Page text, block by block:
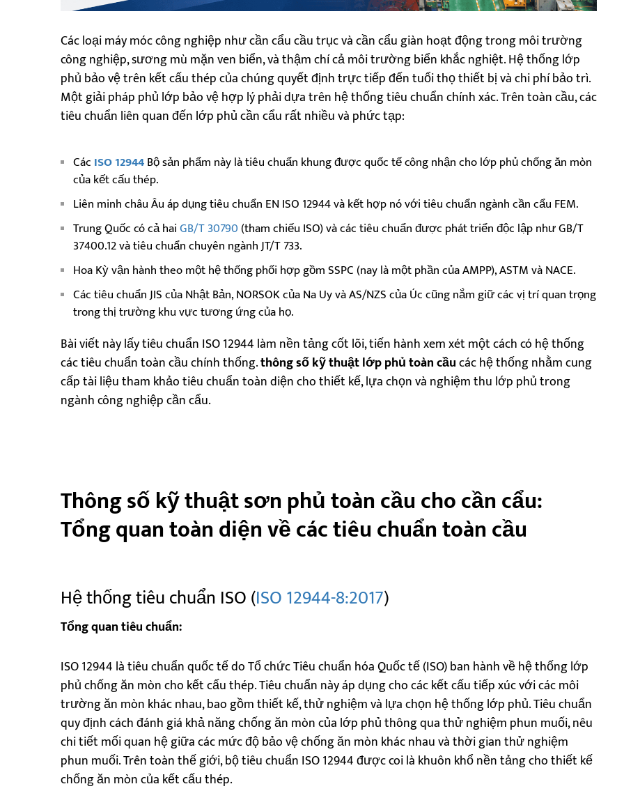
Các loại máy móc công nghiệp như cần cẩu cầu trục và cần cẩu giàn hoạt động trong môi trường
công nghiệp, sương mù mặn ven biển, và thậm chí cả môi trường biển khắc nghiệt. Hệ thống lớp
phủ bảo vệ trên kết cấu thép của chúng quyết định trực tiếp đến tuổi thọ thiết bị và chi phí bảo trì.
Một giải pháp phủ lớp bảo vệ hợp lý phải dựa trên hệ thống tiêu chuẩn chính xác. Trên toàn cầu, các
tiêu chuẩn liên quan đến lớp phủ cần cẩu rất nhiều và phức tạp:
Các ISO 12944Bộ sản phẩm này là tiêu chuẩn khung được quốc tế công nhận cho lớp phủ chống ăn mòn
của kết cấu thép.
Liên minh châu Âu áp dụng tiêu chuẩn EN ISO 12944 và kết hợp nó với tiêu chuẩn ngành cần cẩu FEM.
Trung Quốc có cả haiGB/T 30790(tham chiếu ISO) và các tiêu chuẩn được phát triển độc lập như GB/T
37400.12 và tiêu chuẩn chuyên ngành JT/T 733.
Hoa Kỳ vận hành theo một hệ thống phối hợp gồm SSPC (nay là một phần của AMPP), ASTM và NACE.
Các tiêu chuẩn JIS của Nhật Bản, NORSOK của Na Uy và AS/NZS của Úc cũng nắm giữ các vị trí quan trọng
trong thị trường khu vực tương ứng của họ.
Bài viết này lấy tiêu chuẩn ISO 12944 làm nền tảng cốt lõi, tiến hành xem xét một cách có hệ thống
các tiêu chuẩn toàn cầu chính thống.thông số kỹ thuật lớp phủ toàn cầucác hệ thống nhằm cung
cấp tài liệu tham khảo tiêu chuẩn toàn diện cho thiết kế, lựa chọn và nghiệm thu lớp phủ trong
ngành công nghiệp cần cẩu.
Thông số kỹ thuật sơn phủ toàn cầu cho cần cẩu:
Tổng quan toàn diện về các tiêu chuẩn toàn cầu
Hệ thống tiêu chuẩn ISO (ISO 12944-8:2017)
Tổng quan tiêu chuẩn:
ISO 12944 là tiêu chuẩn quốc tế do Tổ chức Tiêu chuẩn hóa Quốc tế (ISO) ban hành về hệ thống lớp
phủ chống ăn mòn cho kết cấu thép. Tiêu chuẩn này áp dụng cho các kết cấu tiếp xúc với các môi
trường ăn mòn khác nhau, bao gồm thiết kế, thử nghiệm và lựa chọn hệ thống lớp phủ. Tiêu chuẩn
quy định cách đánh giá khả năng chống ăn mòn của lớp phủ thông qua thử nghiệm phun muối, nêu
chi tiết mối quan hệ giữa các mức độ bảo vệ chống ăn mòn khác nhau và thời gian thử nghiệm
phun muối. Trên toàn thế giới, bộ tiêu chuẩn ISO 12944 được coi là khuôn khổ nền tảng cho thiết kế
chống ăn mòn của kết cấu thép.